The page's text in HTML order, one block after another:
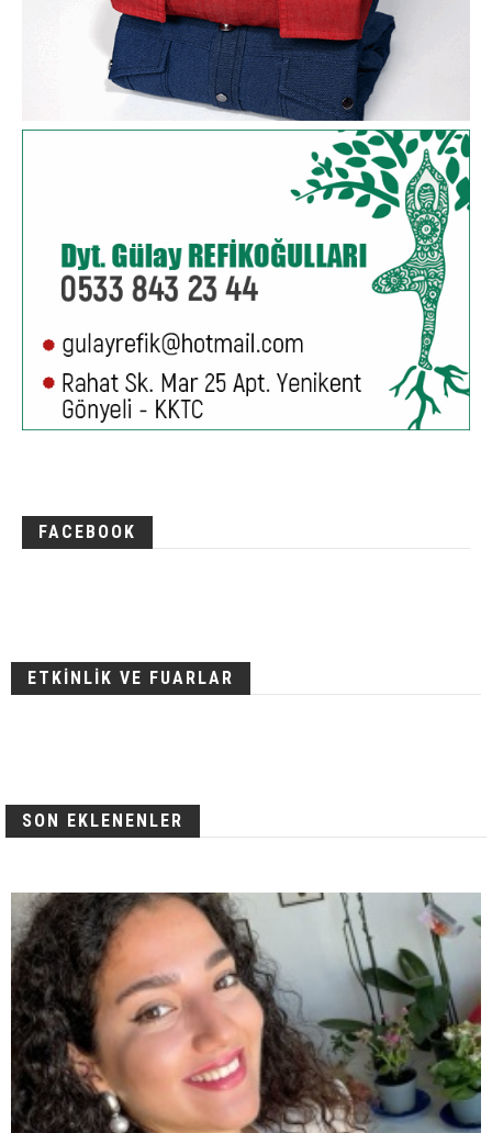
FACEBOOK
ETKİNLİK VE FUARLAR
SON EKLENENLER